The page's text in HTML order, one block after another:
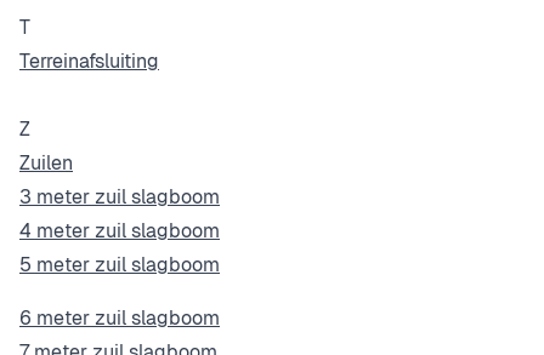
T
Terreinafsluiting
Z
Zuilen
3 meter zuil slagboom
4 meter zuil slagboom
5 meter zuil slagboom
6 meter zuil slagboom